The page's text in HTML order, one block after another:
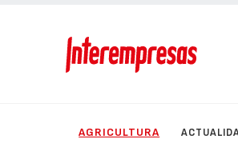
AGRICULTURA